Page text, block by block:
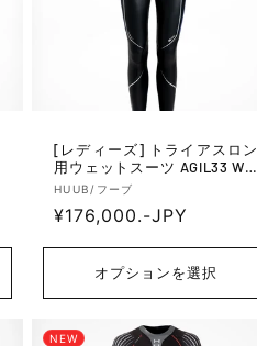
[レディーズ] トライアスロン
用ウェットスーツ AGIL33 W A
gilis 2 3:3 - Metalic Lilac
販
売
HUUB/フーブ
通
常
格
¥176,000.-JPY
オプションを選択
NEW